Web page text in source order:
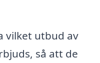
vilket utbud av
så att de